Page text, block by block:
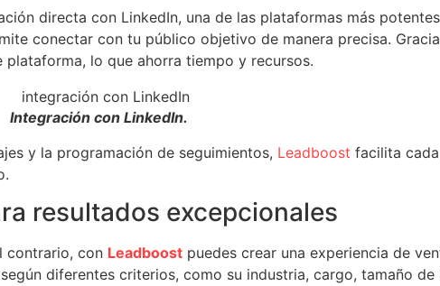
directa con LinkedIn, una de las plataformas más
conectar con tu público objetivo de manera precisa.
lo que ahorra tiempo y recursos.
Integración con LinkedIn.
y la programación de seguimientos, Leadboost facilita
resultados excepcionales
contrario, con Leadboost puedes crear una experiencia de
diferentes criterios, como su industria, cargo, tamaño